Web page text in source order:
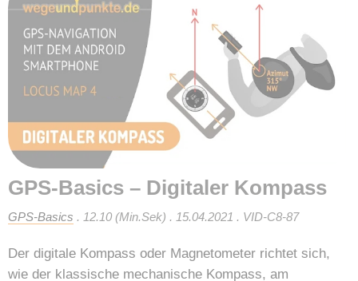
GPS-Basics – Digitaler Kompass
GPS-Basics . 12.10 (Min.Sek) . 15.04.2021 . VID-C8-87
Der digitale Kompass oder Magnetometer richtet sich,
wie der klassische mechanische Kompass, am